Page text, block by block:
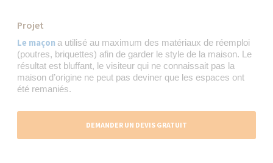
Projet
Le maçon a utilisé au maximum des matériaux de réemploi
(poutres, briquettes) afin de garder le style de la maison. Le
résultat est bluffant, le visiteur qui ne connaissait pas la
maison d’origine ne peut pas deviner que les espaces ont
été remaniés.
DEMANDER UN DEVIS GRATUIT